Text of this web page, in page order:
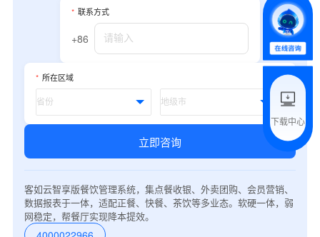
* 联系方式
+86
* 所在区域
立即咨询
客如云智享版餐饮管理系统，集点餐收银、外卖团购、会员营销、
数据报表于一体，适配正餐、快餐、茶饮等多业态。软硬一体，弱
网稳定，帮餐厅实现降本提效。
下载中心
附加留言
预约试用